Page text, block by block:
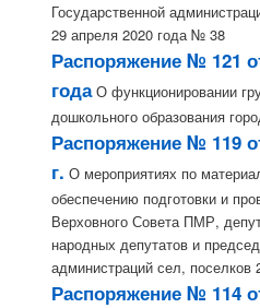
Государственной
29 апреля 2020 года № 38
Распоряжение № 121
годаО функционировании
дошкольного образования
Распоряжение № 119
г. О мероприятиях по
обеспечению подготовки и
Верховного Совета ПМР,
народных депутатов и
администраций сел, поселков
Распоряжение № 114